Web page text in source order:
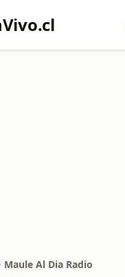
Maule Al Dia Radio